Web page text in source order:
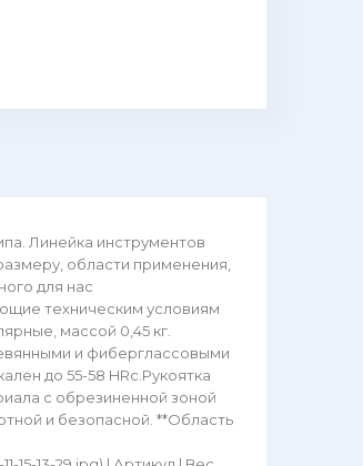
Линейка инструментов
области применения,
для нас
техническим условиям
массой 0,45 кг.
и фиберглассовыми
до 55-58 HRc.Рукоятка
с обрезиненной зоной
и безопасной. **Область